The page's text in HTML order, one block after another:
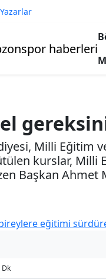
Yazarlar
Milli Eğitim
kurslar, Milli
Başkan
Dk